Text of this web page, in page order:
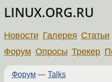
LINUX.ORG.RU
Новости Галерея Статьи
Форум Опросы Трекер
Форум — Talks